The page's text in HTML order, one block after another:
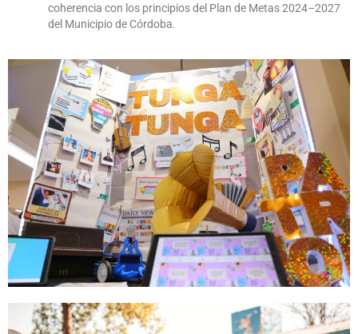
coherencia con los principios del Plan de Metas 2024–2027
del Municipio de Córdoba.